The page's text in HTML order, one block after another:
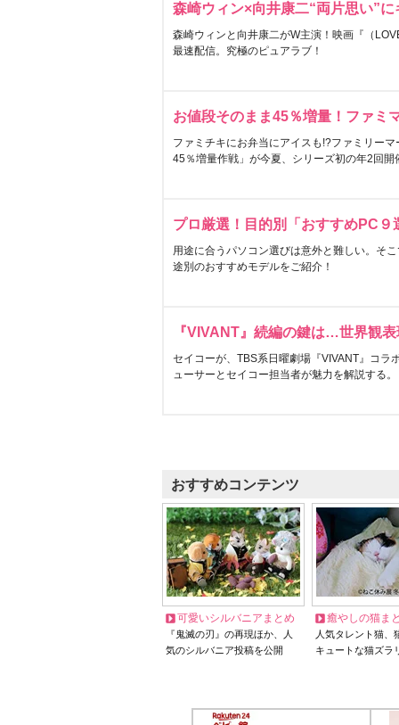
森崎ウィン×向井康二“両片思い”
森崎ウィンと向井康二がW主演！映画『（
最速配信。究極のピュアラブ！
お値段そのまま45％増量！ファミ
ファミチキにお弁当にアイスも!?ファミリー
45％増量作戦」が今夏、シリーズ初の年2回開
プロ厳選！目的別「おすすめPC９
用途に合うパソコン選びは意外と難しい。そ
途別のおすすめモデルをご紹介！
『VIVANT』続編の鍵は…世界観
セイコーが、TBS系日曜劇場『VIVANT』コラ
ューサーとセイコー担当者が魅力を解説する。
おすすめコンテンツ
可愛いシルバニアまとめ
『鬼滅の刃』の再現ほか、人
気のシルバニア投稿を公開
癒やしの猫ま
人気タレント猫
キュートな猫ズラ